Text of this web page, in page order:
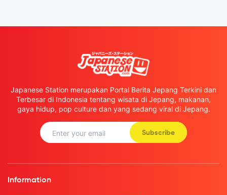
Japanese Station merupakan Portal Berita Jepang Terkini dan
Terbesar di Indonesia tentang wisata di Jepang, makanan,
gaya hidup, pop culture dan yang sedang viral di Jepang.
Subscribe
Information